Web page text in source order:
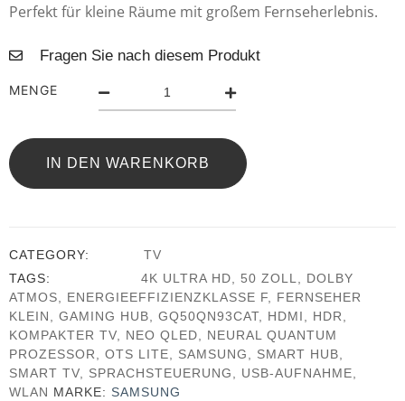
Perfekt für kleine Räume mit großem Fernseherlebnis.
Fragen Sie nach diesem Produkt
MENGE
IN DEN WARENKORB
CATEGORY:
TV
TAGS:
4K ULTRA HD, 50 ZOLL, DOLBY
ATMOS, ENERGIEEFFIZIENZKLASSE F, FERNSEHER
KLEIN, GAMING HUB, GQ50QN93CAT, HDMI, HDR,
KOMPAKTER TV, NEO QLED, NEURAL QUANTUM
PROZESSOR, OTS LITE, SAMSUNG, SMART HUB,
SMART TV, SPRACHSTEUERUNG, USB-AUFNAHME,
WLAN MARKE: SAMSUNG